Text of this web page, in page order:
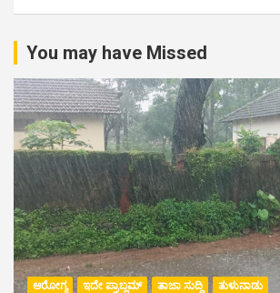
You may have Missed
ಆರೋಗ್ಯ ಇದೇ ಪ್ರಾಬ್ಲಮ್ ತಾಜಾ ಸುದ್ದಿ ತುಳುನಾಡು